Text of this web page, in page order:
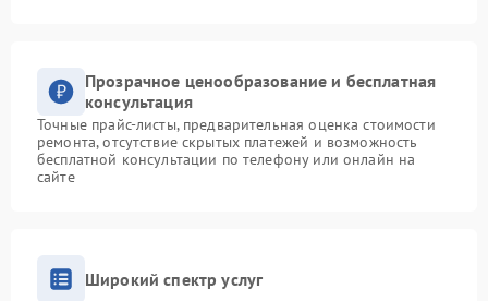
Прозрачное ценообразование и бесплатная
консультация
Точные прайс-листы, предварительная оценка стоимости
ремонта, отсутствие скрытых платежей и возможность
бесплатной консультации по телефону или онлайн на
сайте
Широкий спектр услуг